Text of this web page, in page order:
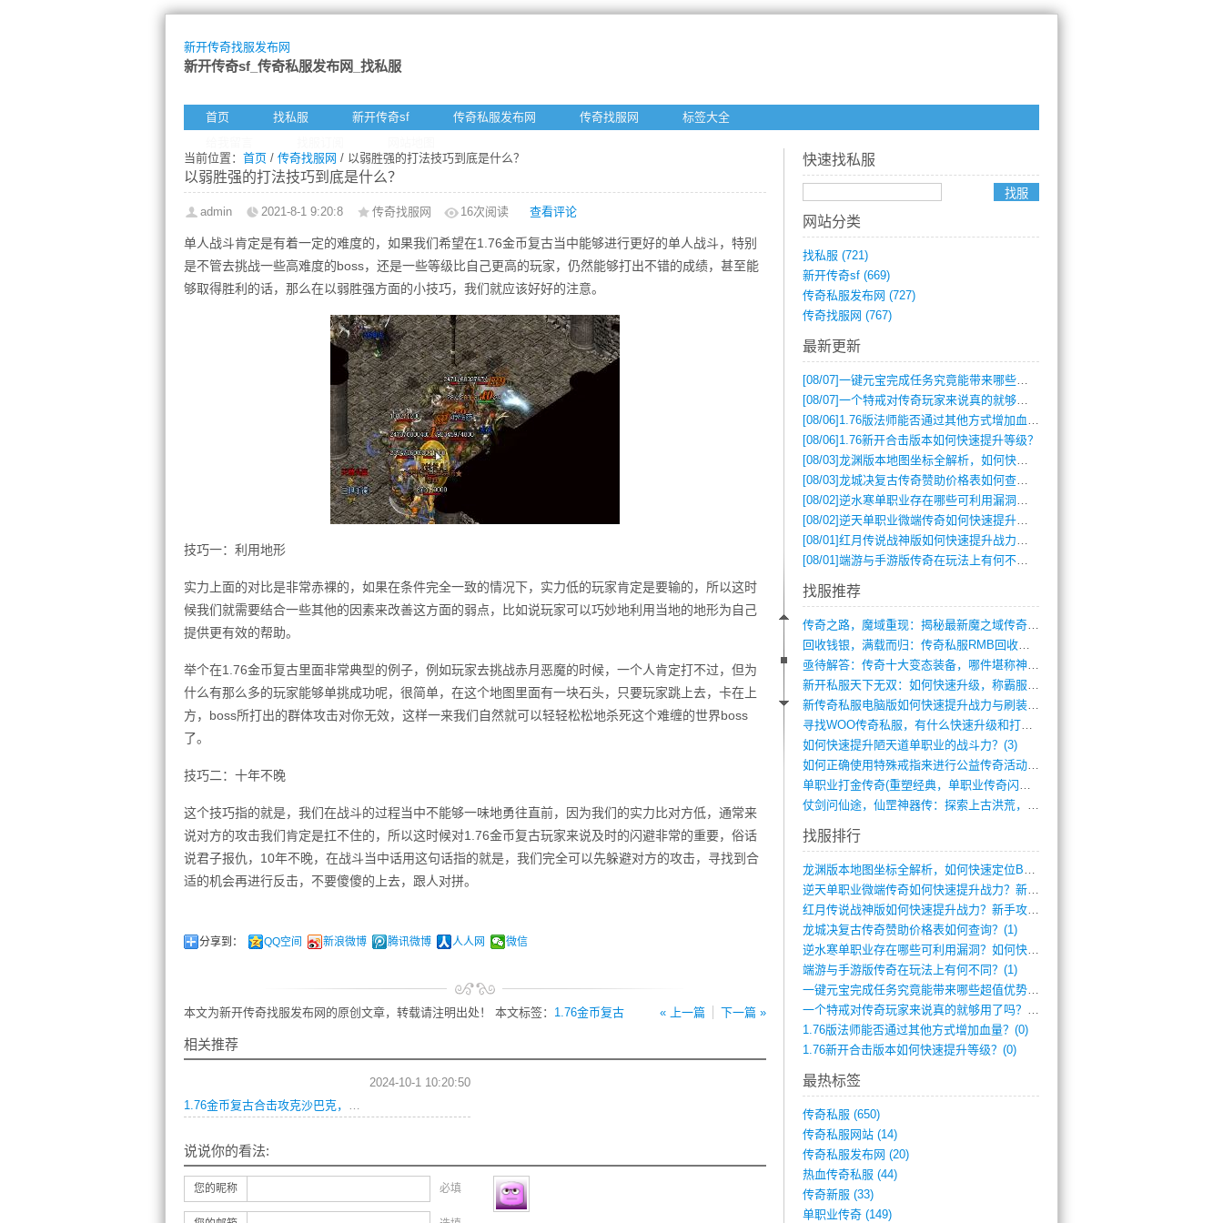
新开传奇找服发布网
新开传奇sf_传奇私服发布网_找私服
首页 找私服 新开传奇sf 传奇私服发布网 传奇找服网
标签大全
当前位置： 首页 / 传奇找服网 / 以弱胜强的打法技巧到底是什么？
以弱胜强的打法技巧到底是什么？
admin 2021-8-1 9:20:8 传奇找服网 16次阅读 查看评论
单人战斗肯定是有着一定的难度的，如果我们希望在1.76金币复古当中能够进行更好的单人战斗，特别
是不管去挑战一些高难度的boss，还是一些等级比自己更高的玩家，仍然能够打出不错的成绩，甚至能
够取得胜利的话，那么在以弱胜强方面的小技巧，我们就应该好好的注意。
技巧一：利用地形
实力上面的对比是非常赤裸的，如果在条件完全一致的情况下，实力低的玩家肯定是要输的，所以这时
候我们就需要结合一些其他的因素来改善这方面的弱点，比如说玩家可以巧妙地利用当地的地形为自己
提供更有效的帮助。
举个在1.76金币复古里面非常典型的例子，例如玩家去挑战赤月恶魔的时候，一个人肯定打不过，但为
什么有那么多的玩家能够单挑成功呢，很简单，在这个地图里面有一块石头，只要玩家跳上去，卡在上
方，boss所打出的群体攻击对你无效，这样一来我们自然就可以轻轻松松地杀死这个难缠的世界boss
了。
技巧二：十年不晚
这个技巧指的就是，我们在战斗的过程当中不能够一味地勇往直前，因为我们的实力比对方低，通常来
说对方的攻击我们肯定是扛不住的，所以这时候对1.76金币复古玩家来说及时的闪避非常的重要，俗话
说君子报仇，10年不晚，在战斗当中话用这句话指的就是，我们完全可以先躲避对方的攻击，寻找到合
适的机会再进行反击，不要傻傻的上去，跟人对拼。
分享到： QQ空间 新浪微博 腾讯微博 人人网 微信
« 上一篇 下一篇 »
本文为新开传奇找服发布网的原创文章，转载请注明出处！ 本文标签： 1.76金币复古
相关推荐
2024-10-1 10:20:50
1.76金币复古合击攻克沙巴克，勇夺龙椅的终极攻略
说说你的看法:
您的昵称 必填
快速找私服
网站分类
找私服 (721)
新开传奇sf (669)
传奇私服发布网 (727)
传奇找服网 (767)
最新更新
[08/07]一键元宝完成任务究竟能带来哪些超值优势？
[08/07]一个特戒对传奇玩家来说真的就够用了吗？
[08/06] 1.76版法师能否通过其他方式增加血量？
[08/06] 1.76新开合击版本如何快速提升等级？
[08/03]龙渊版本地图坐标全解析，如何快速定位BOSS位置？
[08/03]龙城决复古传奇赞助价格表如何查询？
[08/02]逆水寒单职业存在哪些可利用漏洞？如何快速提升战力？
[08/02]逆天单职业微端传奇如何快速提升战力？新手必看攻略
[08/01]红月传说战神版如何快速提升战力？新手攻略全解析？
[08/01]端游与手游版传奇在玩法上有何不同？
找服推荐
传奇之路，魔域重现：揭秘最新魔之域传奇攻(712)
回收钱银，满载而归：传奇私服RMB回收装(548)
亟待解答：传奇十大变态装备，哪件堪称神器(347)
新开私服天下无双：如何快速升级，称霸服务(681)
新传奇私服电脑版如何快速提升战力与刷装备(835)
寻找WOO传奇私服，有什么快速升级和打宝(864)
如何快速提升陋天道单职业的战斗力？(3)
如何正确使用特殊戒指来进行公益传奇活动？(10)
单职业打金传奇(重塑经典，单职业传奇闪耀(10)
仗剑问仙途，仙罡神器传：探索上古洪荒，揭(813)
找服排行
龙渊版本地图坐标全解析，如何快速定位BO(3)
逆天单职业微端传奇如何快速提升战力？新手(2)
红月传说战神版如何快速提升战力？新手攻略(2)
龙城决复古传奇赞助价格表如何查询？(1)
逆水寒单职业存在哪些可利用漏洞？如何快速(1)
端游与手游版传奇在玩法上有何不同？(1)
一键元宝完成任务究竟能带来哪些超值优势？(0)
一个特戒对传奇玩家来说真的就够用了吗？(0)
1.76版法师能否通过其他方式增加血量？(0)
1.76新开合击版本如何快速提升等级？(0)
最热标签
传奇私服 (650)
传奇私服网站 (14)
传奇私服发布网 (20)
热血传奇私服 (44)
传奇新服 (33)
单职业传奇 (149)